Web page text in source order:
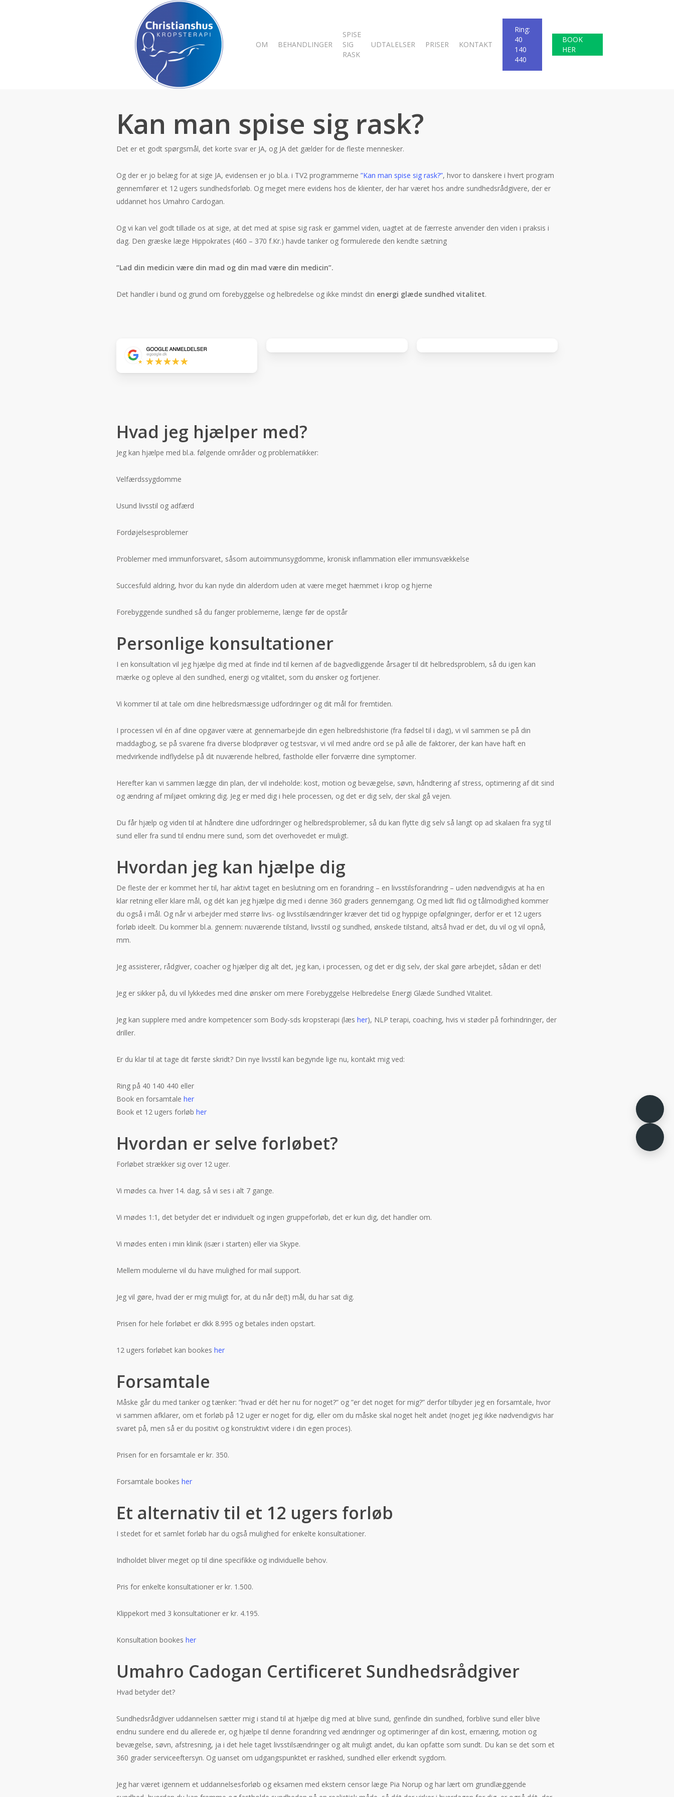
OM BEHANDLINGER
SPISE
SIG
RASK
UDTALELSER PRISER KONTAKT
Ring:
40
140
440
BOOK
HER
Kan man spise sig rask?
Det er et godt spørgsmål, det korte svar er JA, og JA det gælder for de fleste mennesker.
Og der er jo belæg for at sige JA, evidensen er jo bl.a. i TV2 programmerne”Kan man spise sig rask?”, hvor to danskere i hvert program
gennemfører et 12 ugers sundhedsforløb. Og meget mere evidens hos de klienter, der har været hos andre sundhedsrådgivere, der er
uddannet hos Umahro Cardogan.
Og vi kan vel godt tillade os at sige, at det med at spise sig rask er gammel viden, uagtet at de færreste anvender den viden i praksis i
dag. Den græske læge Hippokrates (460 – 370 f.Kr.) havde tanker og formulerede den kendte sætning
”Lad din medicin være din mad og din mad være din medicin”.
Det handler i bund og grund om forebyggelse og helbredelse og ikke mindst din energi glæde sundhed vitalitet.
Hvad jeg hjælper med?
Jeg kan hjælpe med bl.a. følgende områder og problematikker:
Velfærdssygdomme
Usund livsstil og adfærd
Fordøjelsesproblemer
Problemer med immunforsvaret, såsom autoimmunsygdomme, kronisk inflammation eller immunsvækkelse
Succesfuld aldring, hvor du kan nyde din alderdom uden at være meget hæmmet i krop og hjerne
Forebyggende sundhed så du fanger problemerne, længe før de opstår
Personlige konsultationer
I en konsultation vil jeg hjælpe dig med at finde ind til kernen af de bagvedliggende årsager til dit helbredsproblem, så du igen kan
mærke og opleve al den sundhed, energi og vitalitet, som du ønsker og fortjener.
Vi kommer til at tale om dine helbredsmæssige udfordringer og dit mål for fremtiden.
I processen vil én af dine opgaver være at gennemarbejde din egen helbredshistorie (fra fødsel til i dag), vi vil sammen se på din
maddagbog, se på svarene fra diverse blodprøver og testsvar, vi vil med andre ord se på alle de faktorer, der kan have haft en
medvirkende indflydelse på dit nuværende helbred, fastholde eller forværre dine symptomer.
Herefter kan vi sammen lægge din plan, der vil indeholde: kost, motion og bevægelse, søvn, håndtering af stress, optimering af dit sind
og ændring af miljøet omkring dig. Jeg er med dig i hele processen, og det er dig selv, der skal gå vejen.
Du får hjælp og viden til at håndtere dine udfordringer og helbredsproblemer, så du kan flytte dig selv så langt op ad skalaen fra syg til
sund eller fra sund til endnu mere sund, som det overhovedet er muligt.
Hvordan jeg kan hjælpe dig
De fleste der er kommet her til, har aktivt taget en beslutning om en forandring – en livsstilsforandring – uden nødvendigvis at ha en
klar retning eller klare mål, og dét kan jeg hjælpe dig med i denne 360 graders gennemgang. Og med lidt flid og tålmodighed kommer
du også i mål. Og når vi arbejder med større livs- og livsstilsændringer kræver det tid og hyppige opfølgninger, derfor er et 12 ugers
forløb ideelt. Du kommer bl.a. gennem: nuværende tilstand, livsstil og sundhed, ønskede tilstand, altså hvad er det, du vil og vil opnå,
mm.
Jeg assisterer, rådgiver, coacher og hjælper dig alt det, jeg kan, i processen, og det er dig selv, der skal gøre arbejdet, sådan er det!
Jeg er sikker på, du vil lykkedes med dine ønsker om mere Forebyggelse Helbredelse Energi Glæde Sundhed Vitalitet.
Jeg kan supplere med andre kompetencer som Body-sds kropsterapi (læsher), NLP terapi, coaching, hvis vi støder på forhindringer, der
driller.
Er du klar til at tage dit første skridt? Din nye livsstil kan begynde lige nu, kontakt mig ved:
Ring på 40 140 440 eller
Book en forsamtaleher
Book et 12 ugers forløbher
Hvordan er selve forløbet?
­­­­­­Forløbet strækker sig over 12 uger.
Vi mødes ca. hver 14. dag, så vi ses i alt 7 gange.
Vi mødes 1:1, det betyder det er individuelt og ingen gruppeforløb, det er kun dig, det handler om.
Vi mødes enten i min klinik (især i starten) eller via Skype.
Mellem modulerne vil du have mulighed for mail support.
Jeg vil gøre, hvad der er mig muligt for, at du når de(t) mål, du har sat dig.
Prisen for hele forløbet er dkk 8.995 og betales inden opstart.
12 ugers forløbet kan bookesher
Forsamtale
Måske går du med tanker og tænker: ”hvad er dét her nu for noget?” og ”er det noget for mig?” derfor tilbyder jeg en forsamtale, hvor
vi sammen afklarer, om et forløb på 12 uger er noget for dig, eller om du måske skal noget helt andet (noget jeg ikke nødvendigvis har
svaret på, men så er du positivt og konstruktivt videre i din egen proces).
Prisen for en forsamtale er kr. 350.
Forsamtale bookesher
Et alternativ til et 12 ugers forløb
I stedet for et samlet forløb har du også mulighed for enkelte konsultationer.
Indholdet bliver meget op til dine specifikke og individuelle behov.
Pris for enkelte konsultationer er kr. 1.500.
Klippekort med 3 konsultationer er kr. 4.195.
Konsultation bookesher
Umahro Cadogan Certificeret Sundhedsrådgiver
Hvad betyder det?
Sundhedsrådgiver uddannelsen sætter mig i stand til at hjælpe dig med at blive sund, genfinde din sundhed, forblive sund eller blive
endnu sundere end du allerede er, og hjælpe til denne forandring ved ændringer og optimeringer af din kost, ernæring, motion og
bevægelse, søvn, afstresning, ja i det hele taget livsstilsændringer og alt muligt andet, du kan opfatte som sundt. Du kan se det som et
360 grader serviceeftersyn. Og uanset om udgangspunktet er raskhed, sundhed eller erkendt sygdom.
Jeg har været igennem et uddannelsesforløb og eksamen med ekstern censor læge Pia Norup og har lært om grundlæggende